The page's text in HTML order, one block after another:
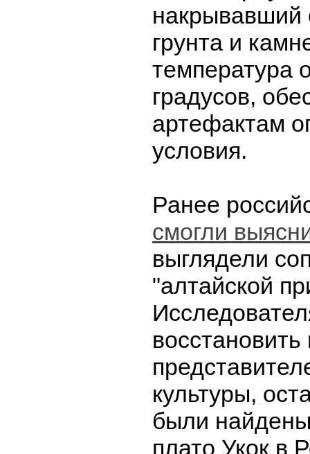
накрывавший
грунта и
температура
градусов,
артефактам
условия.
Ранее
смогли
выглядели
"алтайской
культуры,
были
плато Укок в